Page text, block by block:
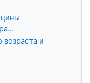
возраста и